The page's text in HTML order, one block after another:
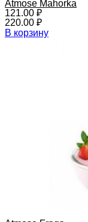
Atmose Mahorka
121.00 ₽
220.00 ₽
В корзину